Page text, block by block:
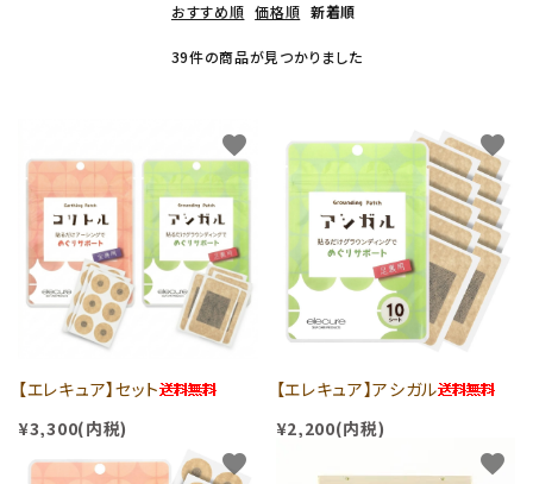
全商品
ラジウム温泉グッズ
貼るお灸
おすすめ順 価格順 新着順
39件の商品が見つかりました
【エレキュア】セット
¥3,300(内税)
favorite
【エレキュア】アシガル
¥2,200(内税)
favorite
favorite favorite